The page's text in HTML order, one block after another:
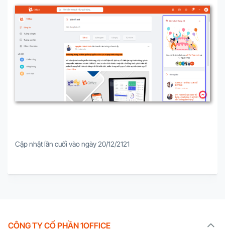
Cập nhật lần cuối vào ngày 20/12/2121
CÔNG TY CỔ PHẦN 1OFFICE